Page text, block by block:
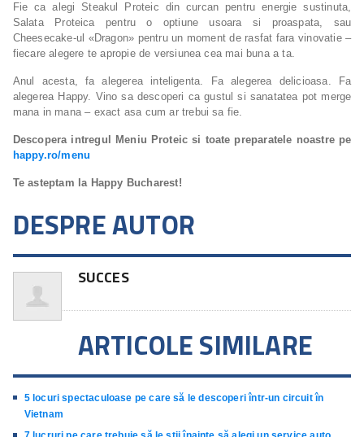
Fie ca alegi Steakul Proteic din curcan pentru energie sustinuta,
Salata Proteica pentru o optiune usoara si proaspata, sau
Cheesecake-ul «Dragon» pentru un moment de rasfat fara vinovatie –
fiecare alegere te apropie de versiunea cea mai buna a ta.
Anul acesta, fa alegerea inteligenta. Fa alegerea delicioasa. Fa
alegerea Happy. Vino sa descoperi ca gustul si sanatatea pot merge
mana in mana – exact asa cum ar trebui sa fie.
Descopera intregul Meniu Proteic si toate preparatele noastre pe
happy.ro/menu
Te asteptam la Happy Bucharest!
DESPRE AUTOR
SUCCES
ARTICOLE SIMILARE
5 locuri spectaculoase pe care să le descoperi într-un circuit în
Vietnam